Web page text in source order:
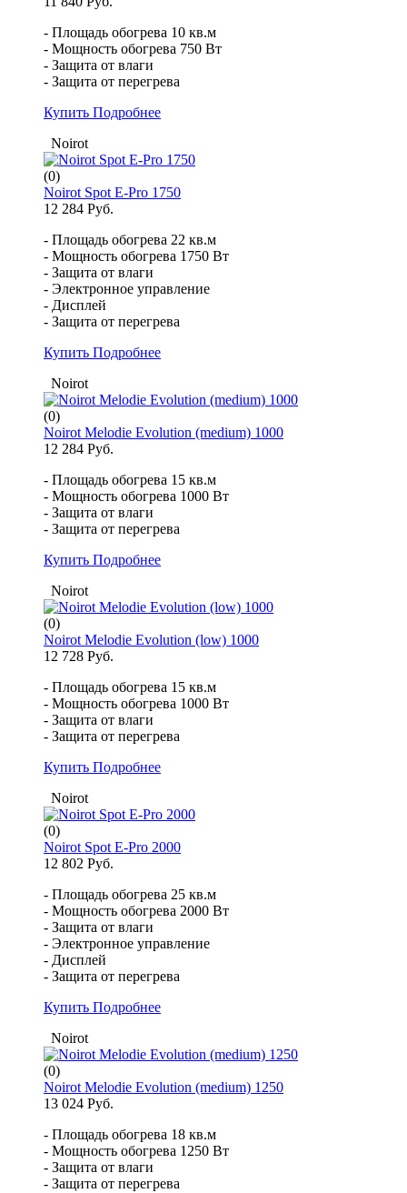
- Площадь обогрева 10 кв.м
- Мощность обогрева 750 Вт
- Защита от влаги
- Защита от перегрева
Купить Подробнее
Noirot
(0)
Noirot Spot E-Pro 1750
12 284 Руб.
- Площадь обогрева 22 кв.м
- Мощность обогрева 1750 Вт
- Защита от влаги
- Электронное управление
- Дисплей
- Защита от перегрева
Купить Подробнее
Noirot
(0)
Noirot Melodie Evolution (medium) 1000
12 284 Руб.
- Площадь обогрева 15 кв.м
- Мощность обогрева 1000 Вт
- Защита от влаги
- Защита от перегрева
Купить Подробнее
Noirot
(0)
Noirot Melodie Evolution (low) 1000
12 728 Руб.
- Площадь обогрева 15 кв.м
- Мощность обогрева 1000 Вт
- Защита от влаги
- Защита от перегрева
Купить Подробнее
Noirot
(0)
Noirot Spot E-Pro 2000
12 802 Руб.
- Площадь обогрева 25 кв.м
- Мощность обогрева 2000 Вт
- Защита от влаги
- Электронное управление
- Дисплей
- Защита от перегрева
Купить Подробнее
Noirot
(0)
Noirot Melodie Evolution (medium) 1250
13 024 Руб.
- Площадь обогрева 18 кв.м
- Мощность обогрева 1250 Вт
- Защита от влаги
- Защита от перегрева